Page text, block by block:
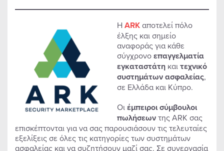
ΗARKαποτελεί πόλο
έλξης και σημείο
αναφοράς για κάθε
σύγχρονοεπαγγελματία
εγκαταστάτη καιτεχνικό
συστημάτων ασφαλείας,
σε Ελλάδα και Κύπρο.
Οιέμπειροι σύμβουλοι
πωλήσεωντης ARK σας
επισκέπτονται για να σας παρουσιάσουν τις τελευταίες
εξελίξεις σε όλες τις κατηγορίες των συστημάτων
ασφαλείας και να συζητήσουν μαζί σας. Σε συνεργασία